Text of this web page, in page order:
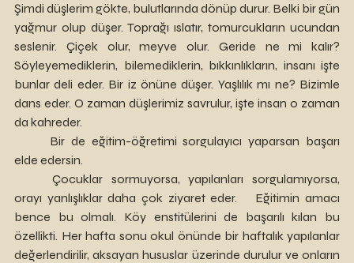
Şimdi düşlerim gökte, bulutlarında dönüp durur. Belki bir gün
yağmur olup düşer. Toprağı ıslatır, tomurcukların ucundan
seslenir. Çiçek olur, meyve olur. Geride ne mi kalır?
Söyleyemediklerin, bilemediklerin, bıkkınlıkların, insanı işte
bunlar deli eder. Bir iz önüne düşer. Yaşlılık mı ne? Bizimle
dans eder. O zaman düşlerimiz savrulur, işte insan o zaman
da kahreder.
elde edersin.
orayı yanlışlıklar daha çok ziyaret eder. 	Eğitimin amacı
bence bu olmalı. Köy enstitülerini de başarılı kılan bu
özellikti. Her hafta sonu okul önünde bir haftalık yapılanlar
değerlendirilir, aksayan hususlar üzerinde durulur ve onların